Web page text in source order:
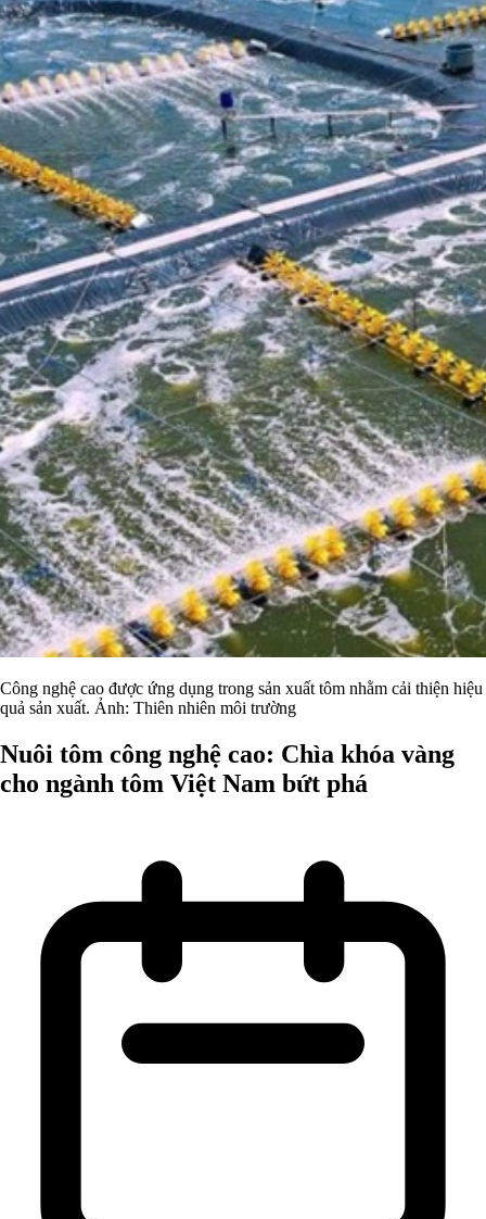
Công nghệ cao được ứng dụng trong sản xuất tôm nhằm cải thiện hiệu
quả sản xuất. Ảnh: Thiên nhiên môi trường
Nuôi tôm công nghệ cao: Chìa khóa vàng
cho ngành tôm Việt Nam bứt phá